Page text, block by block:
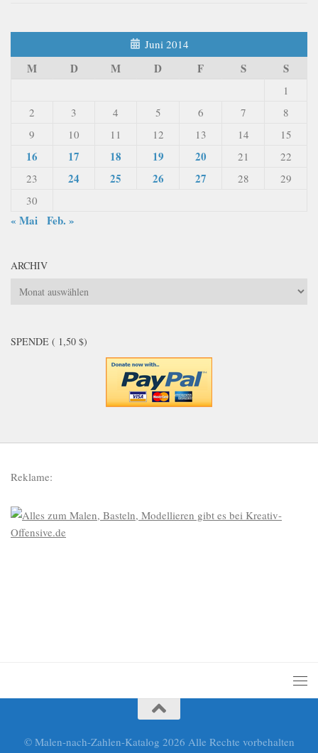
Juni 2014
M D M D F S S
1
2
3 4 5 6 7
8
9
10 11 12 13 14 15
16 17 18 19 20 21
22
23
24 25 26 27 28
29
30
« Mai Feb. »
ARCHIV
Archiv
SPENDE ( 1,50 $)
Reklame:
© Malen-nach-Zahlen-Katalog 2026 Alle Rechte vorbehalten